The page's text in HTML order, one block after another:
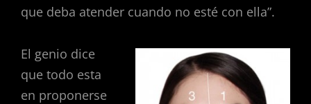
que deba atender cuando no esté con ella”.
El genio dice
que todo esta
en proponerse